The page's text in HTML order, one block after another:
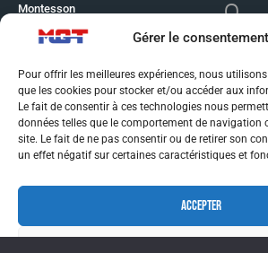
Gérer le consentement
Pour offrir les meilleures expériences, nous
que les cookies pour stocker et/ou accéder aux
Le fait de consentir à ces technologies nous
données telles que le comportement de navigation
site. Le fait de ne pas consentir ou de retirer son
un effet négatif sur certaines caractéristiques et
ACCEPTER
Montesson
Telephone:
01 30 53 65 60
Email:
info@mgt-distribution.fr
CONDITIONS GÉNÉRAL
DE VENTE
MENTIONS LÉGALES
MENTIONS LÉGALES
SE